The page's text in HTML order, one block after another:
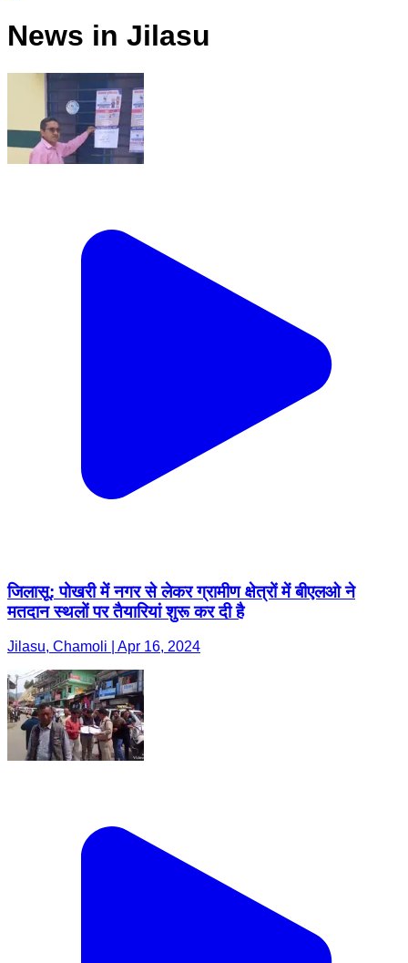
News in Jilasu
जिलासू: पोखरी में नगर से लेकर ग्रामीण क्षेत्रों में बीएलओ ने
मतदान स्थलों पर तैयारियां शुरू कर दी है
Jilasu, Chamoli | Apr 16, 2024